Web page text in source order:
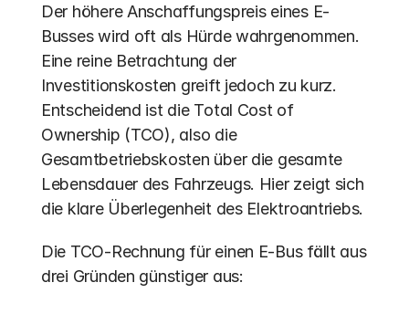
Der höhere Anschaffungspreis eines E-
Busses wird oft als Hürde wahrgenommen.
Eine reine Betrachtung der
Investitionskosten greift jedoch zu kurz.
Entscheidend ist die Total Cost of
Ownership (TCO), also die
Gesamtbetriebskosten über die gesamte
Lebensdauer des Fahrzeugs. Hier zeigt sich
die klare Überlegenheit des Elektroantriebs.
Die TCO-Rechnung für einen E-Bus fällt aus
drei Gründen günstiger aus: